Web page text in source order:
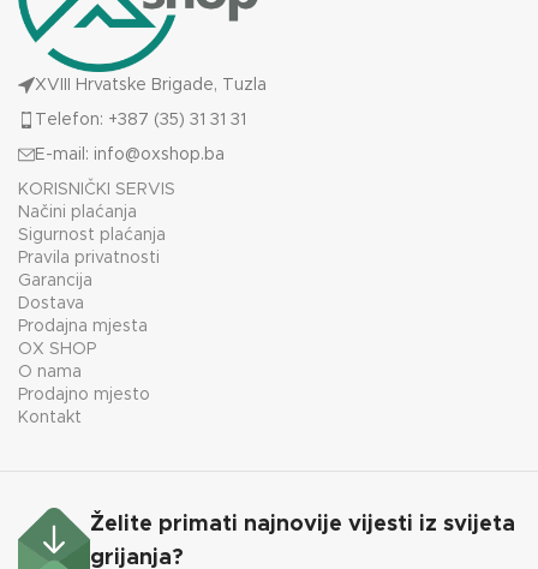
XVIII Hrvatske Brigade, Tuzla
Telefon: +387 (35) 31 31 31
E-mail: info@oxshop.ba
KORISNIČKI SERVIS
Načini plaćanja
Sigurnost plaćanja
Pravila privatnosti
Garancija
Dostava
Prodajna mjesta
OX SHOP
O nama
Prodajno mjesto
Kontakt
Želite primati najnovije vijesti iz svijeta
grijanja?